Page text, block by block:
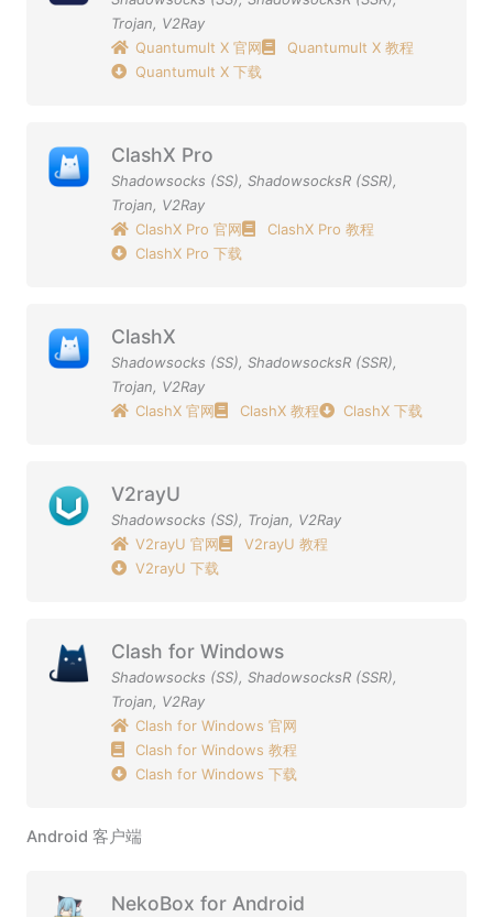
Trojan, V2Ray
Quantumult X 官网
Quantumult X 教程
Quantumult X 下载
ClashX Pro
Shadowsocks (SS), ShadowsocksR (SSR),
Trojan, V2Ray
ClashX Pro 官网
ClashX Pro 教程
ClashX Pro 下载
ClashX
Shadowsocks (SS), ShadowsocksR (SSR),
Trojan, V2Ray
ClashX 官网
ClashX 教程 ClashX 下载
V2rayU
Shadowsocks (SS), Trojan, V2Ray
V2rayU 官网
V2rayU 教程
V2rayU 下载
Clash for Windows
Shadowsocks (SS), ShadowsocksR (SSR),
Trojan, V2Ray
Clash for Windows 官网
Clash for Windows 教程
Clash for Windows 下载
Android 客户端
NekoBox for Android